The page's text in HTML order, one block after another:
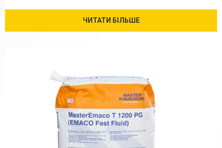
ЧИТАТИ БІЛЬШЕ